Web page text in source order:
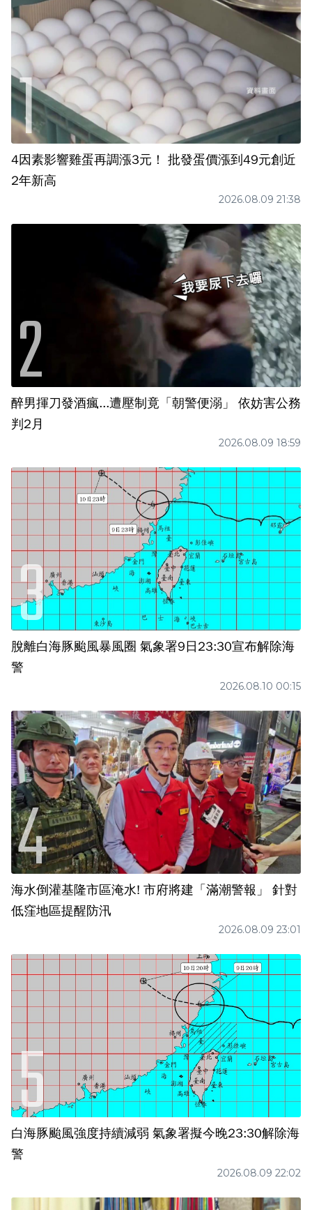
4因素影響雞蛋再調漲3元！ 批發蛋價漲到49元創近
2年新高
2026.08.09 21:38
醉男揮刀發酒瘋...遭壓制竟「朝警便溺」 依妨害公務
判2月
2026.08.09 18:59
脫離白海豚颱風暴風圈 氣象署9日23:30宣布解除海
警
2026.08.10 00:15
海水倒灌基隆市區淹水! 市府將建「滿潮警報」 針對
低窪地區提醒防汛
2026.08.09 23:01
白海豚颱風強度持續減弱 氣象署擬今晚23:30解除海
警
2026.08.09 22:02